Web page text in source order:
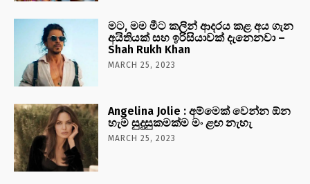
මට, මම මීට කලින් ආදරය කළ අය ගැන
අයිතියක් සහ ඉරිසියාවක් දැනෙනවා –
Shah Rukh Khan
MARCH 25, 2023
Angelina Jolie : අම්මෙක් වෙන්න ඕන
හැම සුදුසුකමක්ම මං ළඟ නැහැ
MARCH 25, 2023